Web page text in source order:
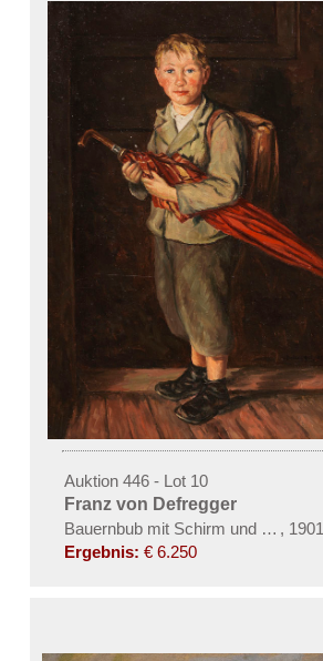
Auktion 446 - Lot 10
Franz von Defregger
Bauernbub mit Schirm und Ranzen
, 1901
Ergebnis: € 6.250